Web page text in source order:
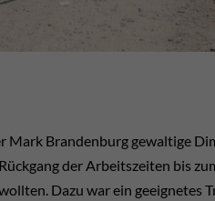
Brandenburg gewaltige
der Arbeitszeiten bis
Dazu war ein geeignetes